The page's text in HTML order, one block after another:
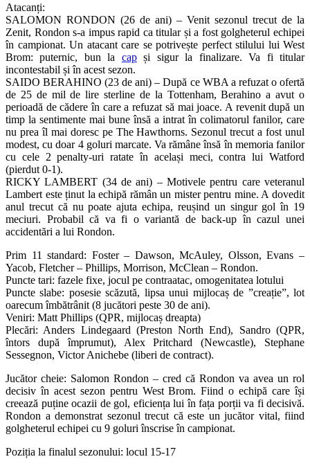
Atacanți:
SALOMON RONDON (26 de ani) – Venit sezonul trecut de la
Zenit, Rondon s-a impus rapid ca titular și a fost golgheterul echipei
în campionat. Un atacant care se potrivește perfect stilului lui West
Brom: puternic, bun la capși sigur la finalizare. Va fi titular
incontestabil și în acest sezon.
SAIDO BERAHINO (23 de ani) – După ce WBA a refuzat o ofertă
de 25 de mil de lire sterline de la Tottenham, Berahino a avut o
perioadă de cădere în care a refuzat să mai joace. A revenit după un
timp la sentimente mai bune însă a intrat în colimatorul fanilor, care
nu prea îl mai doresc pe The Hawthorns. Sezonul trecut a fost unul
modest, cu doar 4 goluri marcate. Va rămâne însă în memoria fanilor
cu cele 2 penalty-uri ratate în același meci, contra lui Watford
(pierdut 0-1).
RICKY LAMBERT (34 de ani) – Motivele pentru care veteranul
Lambert este ținut la echipă rămân un mister pentru mine. A dovedit
anul trecut că nu poate ajuta echipa, reușind un singur gol în 19
meciuri. Probabil că va fi o variantă de back-up în cazul unei
accidentări a lui Rondon.
Prim 11 standard: Foster – Dawson, McAuley, Olsson, Evans –
Yacob, Fletcher – Phillips, Morrison, McClean – Rondon.
Puncte tari: fazele fixe, jocul pe contraatac, omogenitatea lotului
Puncte slabe: posesie scăzută, lipsa unui mijlocaș de ”creație”, lot
oarecum îmbătrânit (8 jucători peste 30 de ani).
Veniri: Matt Phillips (QPR, mijlocaș dreapta)
Plecări: Anders Lindegaard (Preston North End), Sandro (QPR,
întors după împrumut), Alex Pritchard (Newcastle), Stephane
Sessegnon, Victor Anichebe (liberi de contract).
Jucător cheie: Salomon Rondon – cred că Rondon va avea un rol
decisiv în acest sezon pentru West Brom. Fiind o echipă care își
creează puține ocazii de gol, eficiența lui în fața porții va fi decisivă.
Rondon a demonstrat sezonul trecut că este un jucător vital, fiind
golgheterul echipei cu 9 goluri înscrise în campionat.
Poziția la finalul sezonului: locul 15-17